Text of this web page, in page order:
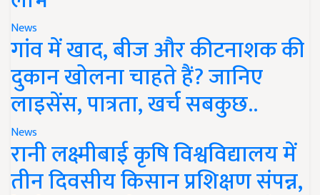
News
गांव में खाद, बीज और कीटनाशक की
दुकान खोलना चाहते हैं? जानिए
लाइसेंस, पात्रता, खर्च सबकुछ..
News
रानी लक्ष्मीबाई कृषि विश्वविद्यालय में
तीन दिवसीय किसान प्रशिक्षण संपन्न,